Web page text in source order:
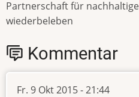
Partnerschaft für
wiederbeleben
Kommentar
Fr. 9 Okt 2015 - 21:44